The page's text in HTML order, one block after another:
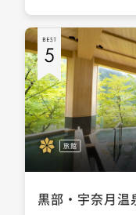
旅館
黒部・宇奈月温